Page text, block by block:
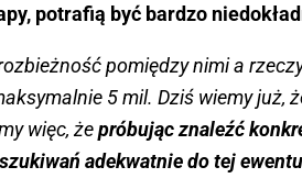
potrafią być bardzo
pomiędzy nimi a
5 mil. Dziś wiemy już,
więc, żepróbując znaleźć
adekwatnie do tej